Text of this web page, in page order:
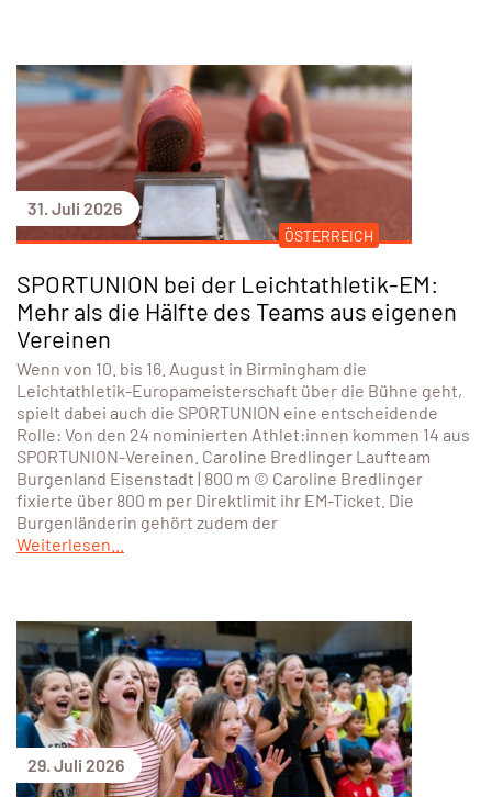
31. Juli 2026
ÖSTERREICH
SPORTUNION bei der Leichtathletik-EM:
Mehr als die Hälfte des Teams aus eigenen
Vereinen
Wenn von 10. bis 16. August in Birmingham die
Leichtathletik-Europameisterschaft über die Bühne geht,
spielt dabei auch die SPORTUNION eine entscheidende
Rolle: Von den 24 nominierten Athlet:innen kommen 14 aus
SPORTUNION-Vereinen. Caroline Bredlinger Laufteam
Burgenland Eisenstadt | 800 m © Caroline Bredlinger
fixierte über 800 m per Direktlimit ihr EM-Ticket. Die
Burgenländerin gehört zudem der
Weiterlesen...
29. Juli 2026